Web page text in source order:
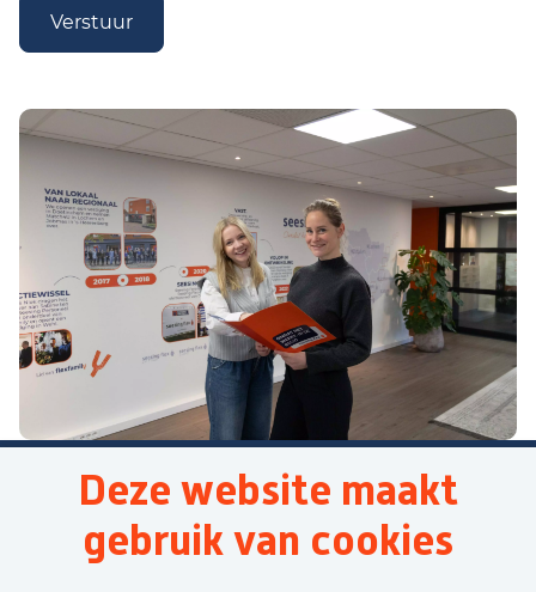
Deze website maakt
gebruik van cookies
Verstuur